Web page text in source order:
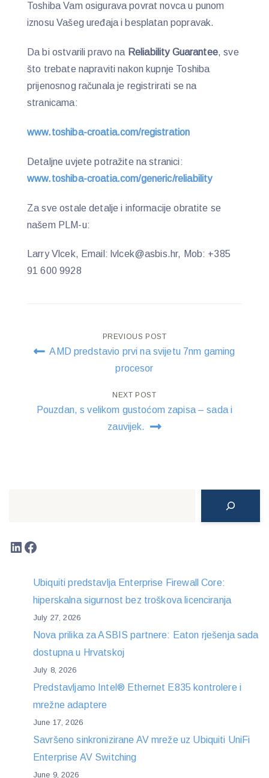
Toshiba Vam osigurava povrat novca u punom
iznosu Vašeg uređaja i besplatan popravak.
Da bi ostvarili pravo na Reliability Guarantee, sve
što trebate napraviti nakon kupnje Toshiba
prijenosnog računala je registrirati se na
stranicama:
www.toshiba-croatia.com/registration
Detaljne uvjete potražite na stranici:
www.toshiba-croatia.com/generic/reliability
Za sve ostale detalje i informacije obratite se
našem PLM-u:
Larry Vlcek, Email: lvlcek@asbis.hr, Mob: +385
91 600 9928
Post
PREVIOUS POST
AMD predstavio prvi na svijetu 7nm gaming
procesor
NEXT POST
Pouzdan, s velikom gustoćom zapisa – sada i
zauvijek.
LinkedIn
Facebook
Ubiquiti predstavlja Enterprise Firewall Core:
hiperskalna sigurnost bez troškova licenciranja
July 27, 2026
Nova prilika za ASBIS partnere: Eaton rješenja sada
dostupna u Hrvatskoj
July 8, 2026
Predstavljamo Intel® Ethernet E835 kontrolere i
mrežne adaptere
June 17, 2026
Savršeno sinkronizirane AV mreže uz Ubiquiti UniFi
Enterprise AV Switching
June 9, 2026